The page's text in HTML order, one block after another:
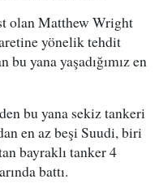
olan Matthew Wright
yönelik tehdit
bu yana yaşadığımız en
bu yana sekiz tankeri
en az beşi Suudi, biri
bayraklı tanker 4
battı.